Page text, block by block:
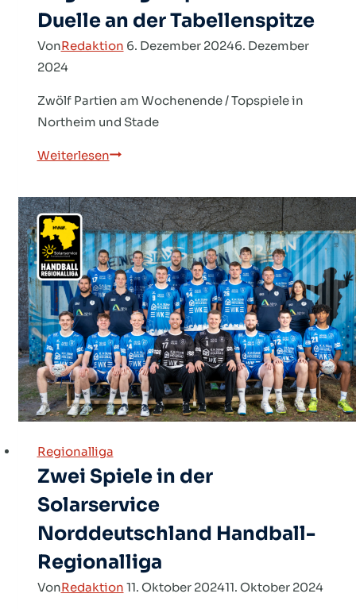
Duelle an der Tabellenspitze
VonRedaktion 6. Dezember 20246. Dezember
2024
Zwölf Partien am Wochenende / Topspiele in
Northeim und Stade
WeiterlesenRegionalliga:
Duelle
an
der
Tabellenspitze
Regionalliga
Zwei Spiele in der
Solarservice
Norddeutschland Handball-
Regionalliga
VonRedaktion 11. Oktober 202411. Oktober 2024